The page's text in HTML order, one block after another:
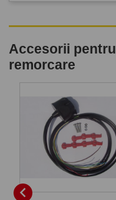
Accesorii
remorcare
